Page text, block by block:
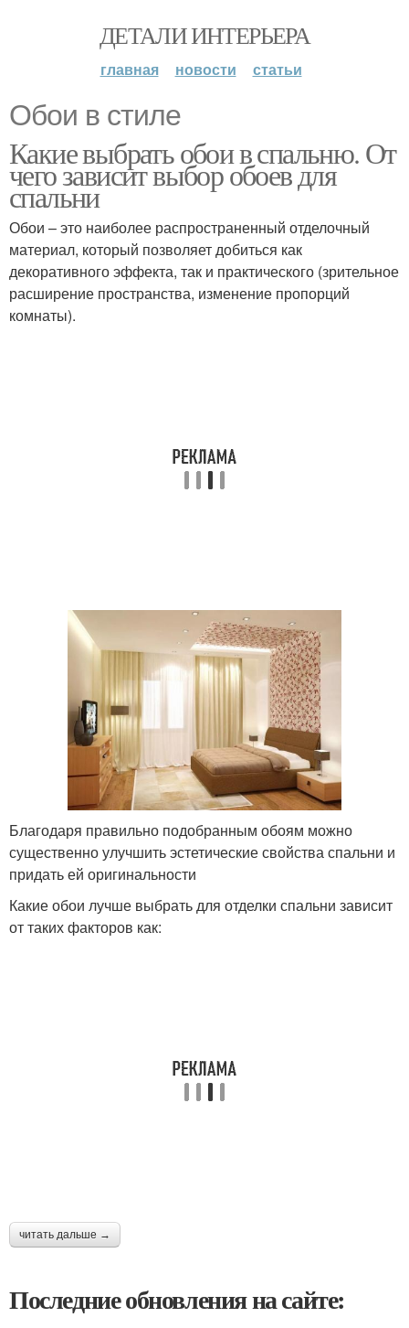
ДЕТАЛИ ИНТЕРЬЕРА
главная новости статьи
Обои в стиле
Какие выбрать обои в спальню. От
чего зависит выбор обоев для
спальни
Обои – это наиболее распространенный отделочный
материал, который позволяет добиться как
декоративного эффекта, так и практического (зрительное
расширение пространства, изменение пропорций
комнаты).
Благодаря правильно подобранным обоям можно
существенно улучшить эстетические свойства спальни и
придать ей оригинальности
Какие обои лучше выбрать для отделки спальни зависит
от таких факторов как:
читать дальше →
Последние обновления на сайте: